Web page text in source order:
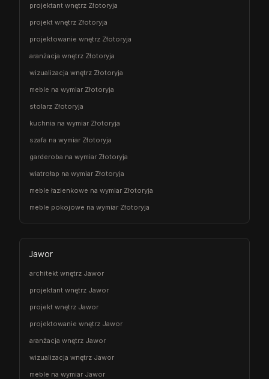
projektant wnętrz Złotoryja
projekt wnętrz Złotoryja
projektowanie wnętrz Złotoryja
aranżacja wnętrz Złotoryja
wizualizacja wnętrz Złotoryja
meble na wymiar Złotoryja
stolarz Złotoryja
kuchnia na wymiar Złotoryja
szafa na wymiar Złotoryja
garderoba na wymiar Złotoryja
wiatrołap na wymiar Złotoryja
meble łazienkowe na wymiar Złotoryja
meble pokojowe na wymiar Złotoryja
Jawor
architekt wnętrz Jawor
projektant wnętrz Jawor
projekt wnętrz Jawor
projektowanie wnętrz Jawor
aranżacja wnętrz Jawor
wizualizacja wnętrz Jawor
meble na wymiar Jawor